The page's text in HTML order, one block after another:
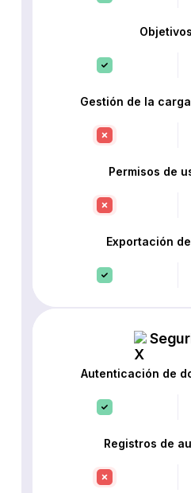
Objetivos
Gestión de la
Permisos de
Exportación
Autenticación de
Registros de